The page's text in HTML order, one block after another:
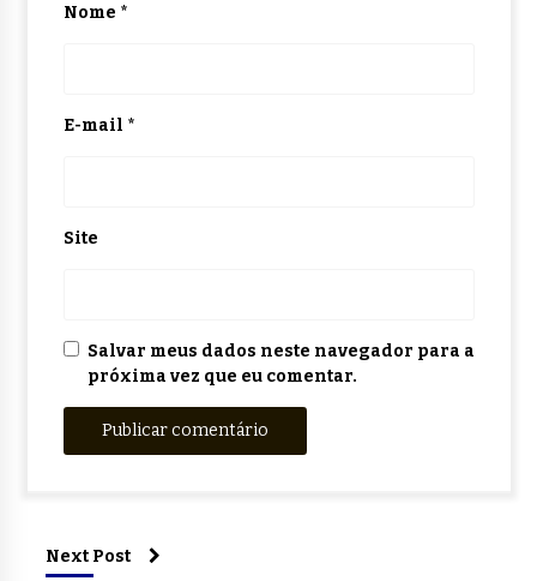
Nome *
E-mail *
Site
Salvar meus dados neste navegador para a
próxima vez que eu comentar.
Next Post